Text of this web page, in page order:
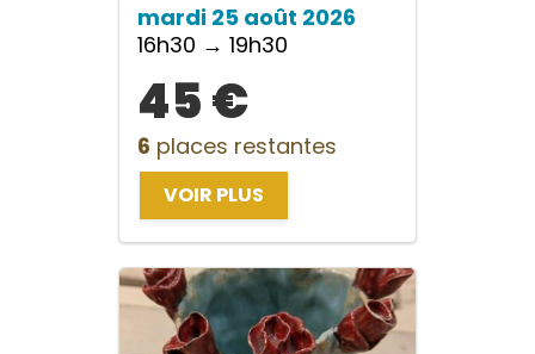
mardi 25 août 2026
16h30 → 19h30
45 €
6 places restantes
VOIR PLUS